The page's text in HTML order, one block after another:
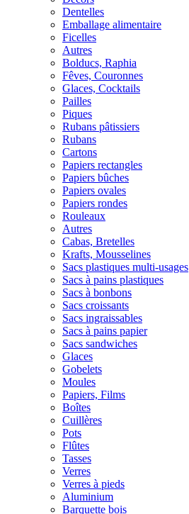
Dentelles
Emballage alimentaire
Ficelles
Autres
Bolducs, Raphia
Fêves, Couronnes
Glaces, Cocktails
Pailles
Piques
Rubans pâtissiers
Rubans
Cartons
Papiers rectangles
Papiers bûches
Papiers ovales
Papiers rondes
Rouleaux
Autres
Cabas, Bretelles
Krafts, Mousselines
Sacs plastiques multi-usages
Sacs à pains plastiques
Sacs à bonbons
Sacs croissants
Sacs ingraissables
Sacs à pains papier
Sacs sandwiches
Glaces
Gobelets
Moules
Papiers, Films
Boîtes
Cuillères
Pots
Flûtes
Tasses
Verres
Verres à pieds
Aluminium
Barquette bois